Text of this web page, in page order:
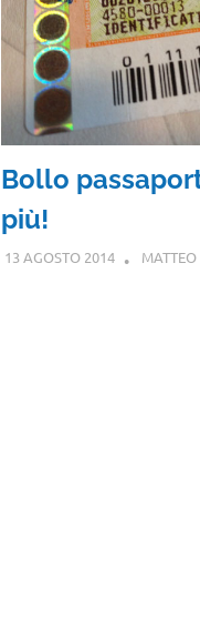
Bollo
più!
13 AGOSTO 2014